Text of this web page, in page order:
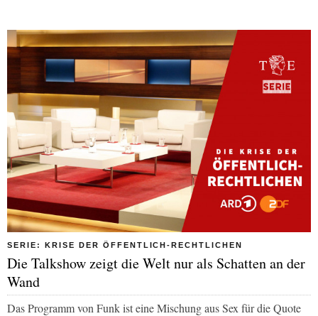
SERIE: KRISE DER ÖFFENTLICH-RECHTLICHEN
Die Talkshow zeigt die Welt nur als Schatten an der
Wand
Das Programm von Funk ist eine Mischung aus Sex für die Quote